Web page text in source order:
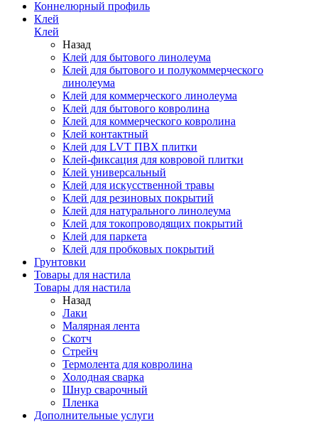
Коннелюрный профиль
Клей
Клей
Назад
Клей для бытового линолеума
Клей для бытового и полукоммерческого
линолеума
Клей для коммерческого линолеума
Клей для бытового ковролина
Клей для коммерческого ковролина
Клей контактный
Клей для LVT ПВХ плитки
Клей-фиксация для ковровой плитки
Клей универсальный
Клей для искусственной травы
Клей для резиновых покрытий
Клей для натурального линолеума
Клей для токопроводящих покрытий
Клей для паркета
Клей для пробковых покрытий
Грунтовки
Товары для настила
Товары для настила
Назад
Лаки
Малярная лента
Скотч
Стрейч
Термолента для ковролина
Холодная сварка
Шнур сварочный
Пленка
Дополнительные услуги